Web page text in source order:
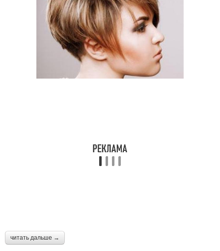
Зональное
мелирование
Года на короткие
волосы
Красивое мелирование
Цвета на короткие
Мелирования на
коротких волосах
читать дальше →